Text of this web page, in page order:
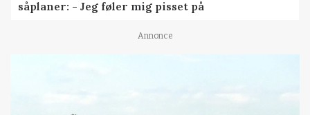
såplaner: - Jeg føler mig pisset på
Annonce